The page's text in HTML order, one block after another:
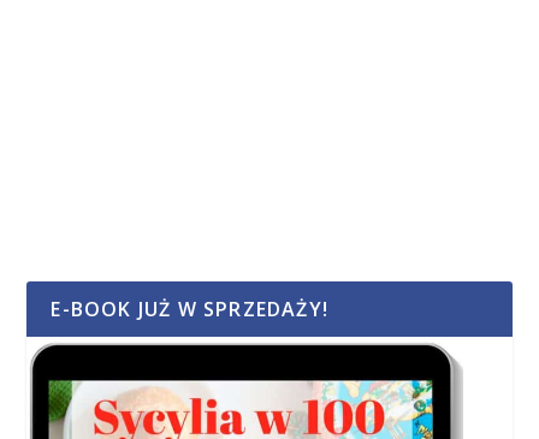
E-BOOK JUŻ W SPRZEDAŻY!